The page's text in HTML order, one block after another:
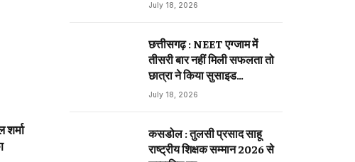
July 18, 2026
छत्तीसगढ़ : NEET एग्जाम में
तीसरी बार नहीं मिली सफलता तो
छात्रा ने किया सुसाइड…
July 18, 2026
कसडोल : तुलसी प्रसाद साहू
राष्ट्रीय शिक्षक सम्मान 2026 से